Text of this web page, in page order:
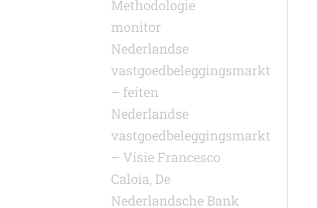
Methodologie
monitor
Nederlandse
vastgoedbeleggingsmarkt
– feiten
Nederlandse
vastgoedbeleggingsmarkt
– Visie Francesco
Caloia, De
Nederlandsche Bank